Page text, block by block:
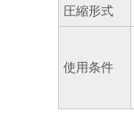
圧縮形式
使用条件